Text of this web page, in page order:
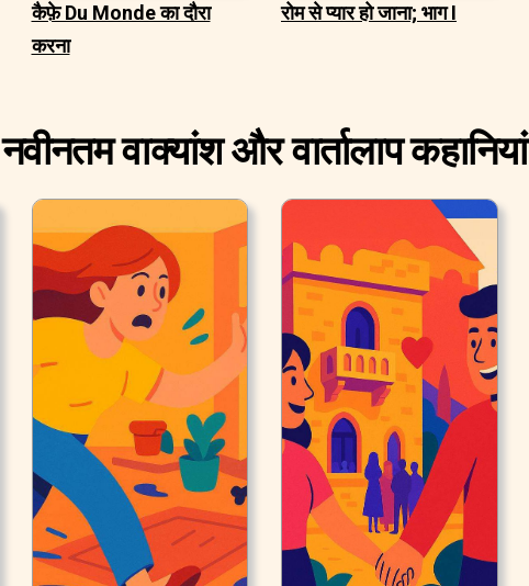
कैफ़े Du Monde का दौरा
करना
रोम से प्यार हो जाना; भाग I
नवीनतम वाक्यांश और वार्तालाप कहानियां